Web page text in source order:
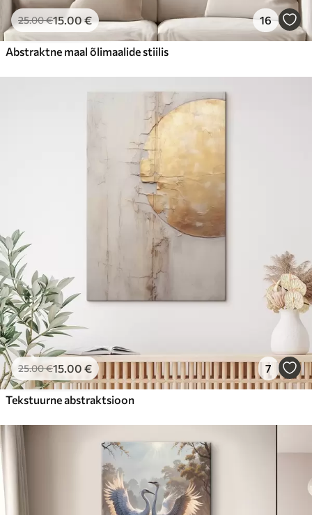
25.00€15.00€ 16
Abstraktne maal õlimaalide stiilis
25.00€15.00 € 7
Tekstuurne abstraktsioon